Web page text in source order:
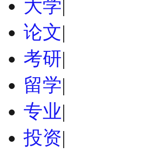
大学|
论文|
考研|
留学|
专业|
投资|